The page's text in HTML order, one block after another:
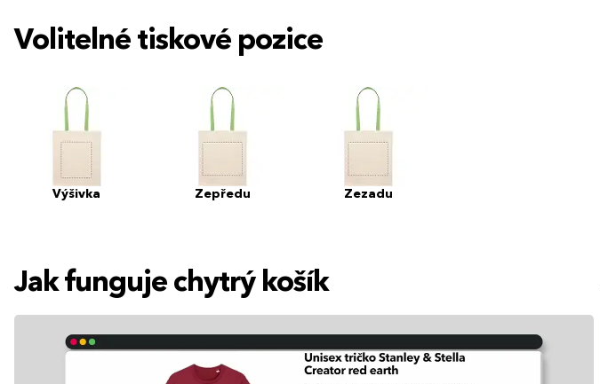
Volitelné tiskové pozice
Výšivka Zepředu Zezadu
Jak funguje chytrý košík